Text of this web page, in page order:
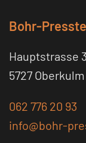
Bohr-
Hauptstrasse
5727 Oberkulm
062 776 20 93
info@bohr-